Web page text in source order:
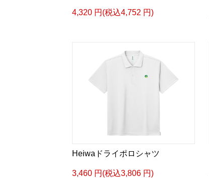
4,320 円(税込4,752 円)
Heiwaドライポロシャツ
3,460 円(税込3,806 円)